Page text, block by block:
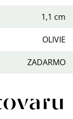
1,1 cm
OLIVIE
ZADARMO